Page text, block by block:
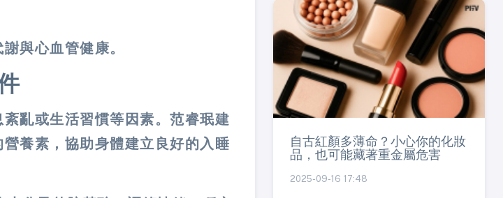
與心血管健康。
亂或生活習慣等因素。范睿珉建
養素，協助身體建立良好的入睡
自古紅顏多薄命？小心你的化妝
品，也可能藏著重金屬危害
2025-09-16 17:48